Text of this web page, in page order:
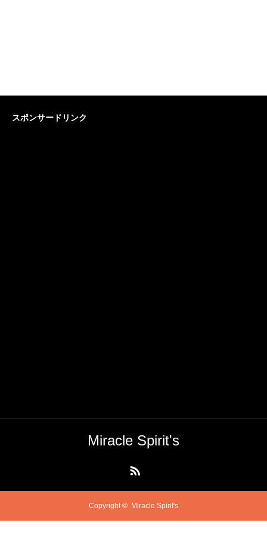
スポンサードリンク
Miracle Spirit's
Copyright © Miracle Spirit's